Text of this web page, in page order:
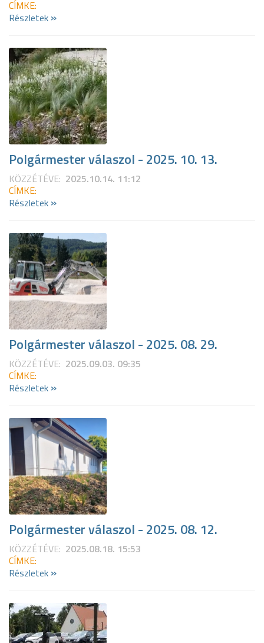
CÍMKE:
Részletek »
Polgármester válaszol - 2025. 10. 13.
KÖZZÉTÉVE: 2025.10.14. 11:12
CÍMKE:
Részletek »
Polgármester válaszol - 2025. 08. 29.
KÖZZÉTÉVE: 2025.09.03. 09:35
CÍMKE:
Részletek »
Polgármester válaszol - 2025. 08. 12.
KÖZZÉTÉVE: 2025.08.18. 15:53
CÍMKE:
Részletek »